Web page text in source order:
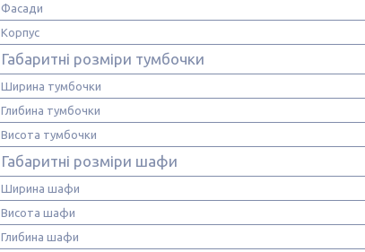
Фасади
Корпус
Габаритні розміри тумбочки
Ширина тумбочки
Глибина тумбочки
Висота тумбочки
Габаритні розміри шафи
Ширина шафи
Висота шафи
Глибина шафи